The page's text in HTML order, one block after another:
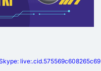
live:.cid.575569c608265c69